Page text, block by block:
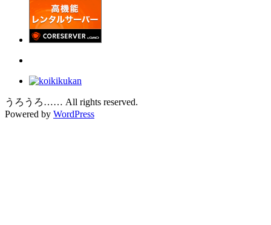
うろうろ…… All rights reserved.
Powered by WordPress